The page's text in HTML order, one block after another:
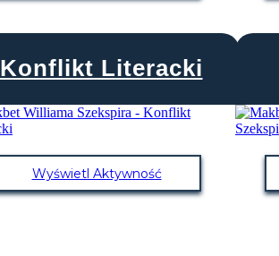
Konflikt Literacki
Wyświetl Aktywność